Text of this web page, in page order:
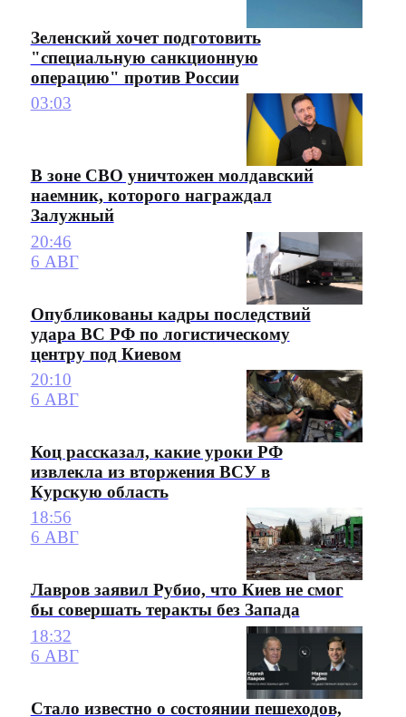
Зеленский хочет подготовить
"специальную санкционную
операцию" против России
03:03
В зоне СВО уничтожен молдавский
наемник, которого награждал
Залужный
20:46
6 АВГ
Опубликованы кадры последствий
удара ВС РФ по логистическому
центру под Киевом
20:10
6 АВГ
Коц рассказал, какие уроки РФ
извлекла из вторжения ВСУ в
Курскую область
18:56
6 АВГ
Лавров заявил Рубио, что Киев не смог
бы совершать теракты без Запада
18:32
6 АВГ
Стало известно о состоянии пешеходов,